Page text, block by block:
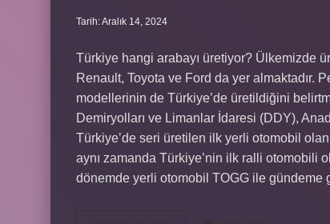
Tarih: Aralık 14, 2024
Türkiye hangi arabayı üretiyor? Ülkemizde
Renault, Toyota ve Ford da yer almaktadır.
modellerinin de Türkiye’de üretildiğini
Demiryolları ve Limanlar İdaresi (DDY),
Türkiye’de seri üretilen ilk yerli otomobil
aynı zamanda Türkiye’nin ilk ralli otomobili
dönemde yerli otomobil TOGG ile gündeme